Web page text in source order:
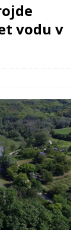
vodu v